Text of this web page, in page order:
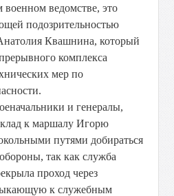
военном ведомстве, это
подозрительностью
Квашнина, который
комплекса
мер по
и генералы,
к маршалу Игорю
путями добираться
так как служба
проход через
к служебным